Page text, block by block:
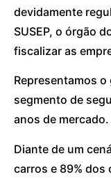
devidamente
SUSEP, o órgão
fiscalizar as
Representamos
segmento de
anos de mercado.
Diante de um
carros e 89% dos